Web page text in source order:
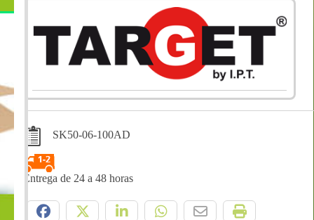
SK50-06-100AD
Entrega de 24 a 48 horas